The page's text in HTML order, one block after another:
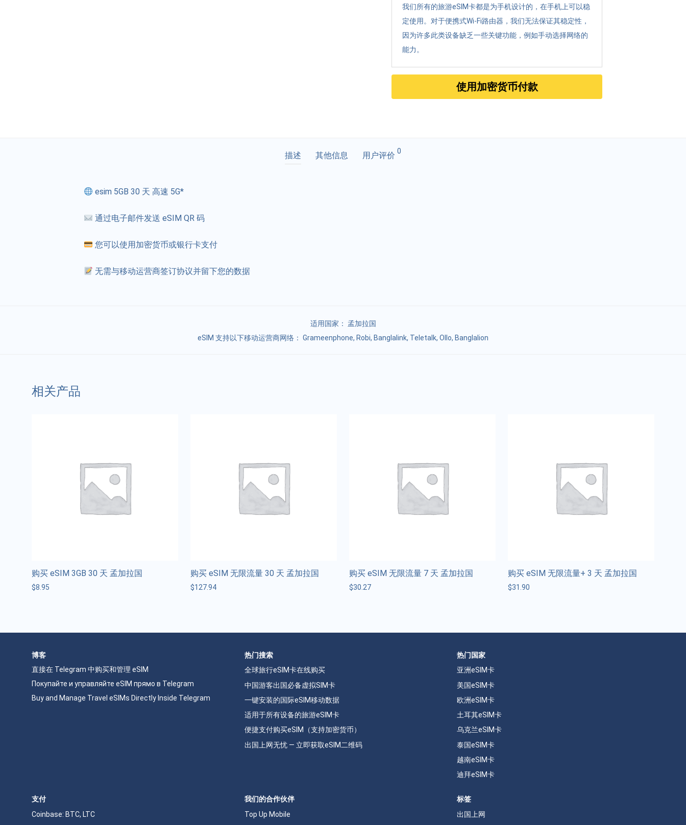
我们所有的旅游eSIM卡都是为手机设计的，在手机上可以稳
定使用。对于便携式Wi-Fi路由器，我们无法保证其稳定性，
因为许多此类设备缺乏一些关键功能，例如手动选择网络的
能力。
使用加密货币付款
描述 其他信息 用户评价 0
esim 5GB 30 天 高速 5G*
通过电子邮件发送 eSIM QR 码
您可以使用加密货币或银行卡支付
无需与移动运营商签订协议并留下您的数据
适用国家： 孟加拉国
eSIM 支持以下移动运营商网络： Grameenphone, Robi, Banglalink, Teletalk, Ollo, Banglalion
相关产品
购买 eSIM 3GB 30 天 孟加拉国
$8.95
购买 eSIM 无限流量 30 天 孟加拉国
$127.94
购买 eSIM 无限流量 7 天 孟加拉国
$30.27
购买 eSIM 无限流量+ 3 天 孟加拉国
$31.90
博客
直接在 Telegram 中购买和管理 eSIM
Покупайте и управляйте eSIM прямо в Telegram
Buy and Manage Travel eSIMs Directly Inside Telegram
热门搜索
全球旅行eSIM卡在线购买
中国游客出国必备虚拟SIM卡
一键安装的国际eSIM移动数据
适用于所有设备的旅游eSIM卡
便捷支付购买eSIM（支持加密货币）
出国上网无忧 — 立即获取eSIM二维码
热门国家
亚洲eSIM卡
美国eSIM卡
欧洲eSIM卡
土耳其eSIM卡
乌克兰eSIM卡
泰国eSIM卡
越南eSIM卡
迪拜eSIM卡
支付
Coinbase: BTC, LTC
我们的合作伙伴
Top Up Mobile
标签
出国上网